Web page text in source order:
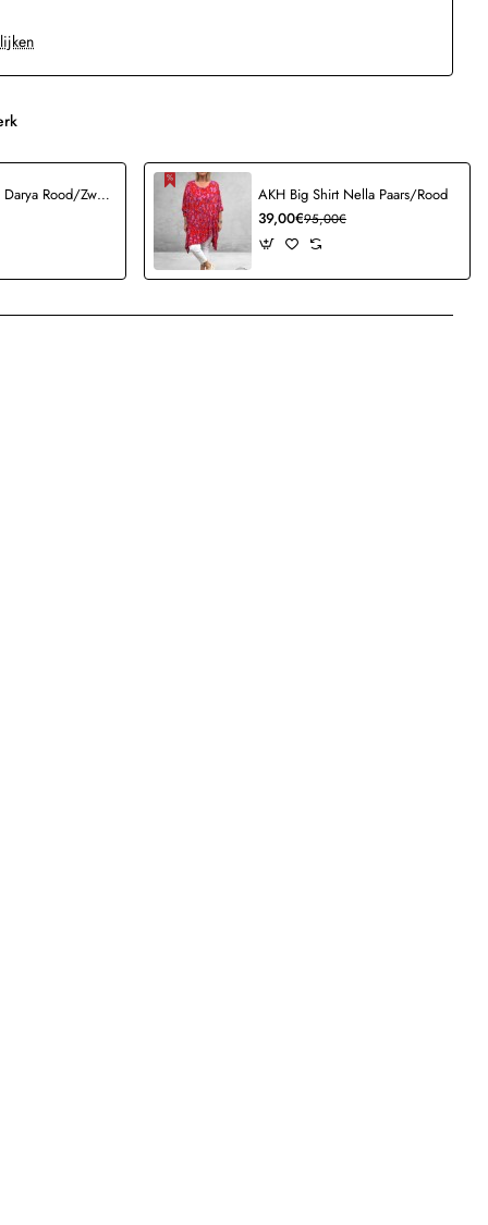
AKH Ballonrok Darya Rood/Zwart
AKH Big Shirt Nella Paars/Rood
39,00€95,00€